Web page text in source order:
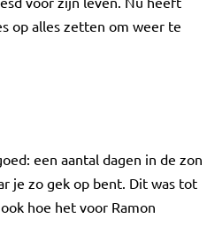
op alles zetten om weer te
een aantal dagen in de zon
je zo gek op bent. Dit was tot
hoe het voor Ramon